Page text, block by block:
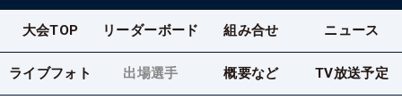
大会TOP リーダーボード 組み合せ ニュース
ライブフォト 出場選手 概要など TV放送予定